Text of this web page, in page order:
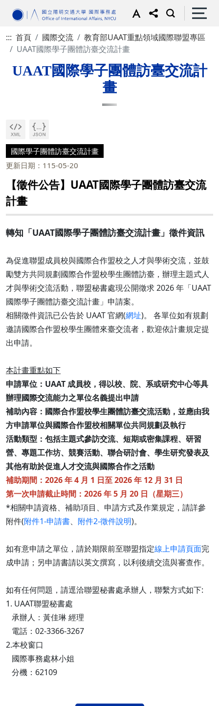
::: 首頁 國際交流
教育部UAAT重點領域國際聯盟專區
UAAT國際學子團體訪臺交流計畫
UAAT國際學子團體訪臺交流計
畫
國際學子團體訪臺交流計畫
更新日期：115-05-20
【徵件公告】UAAT國際學子團體訪臺交流
計畫
轉知「UAAT國際學子團體訪臺交流計畫」徵件資訊
為促進聯盟成員校與國際合作盟校之人才與學術交流，並鼓
勵雙方共同規劃國際合作盟校學生團體訪臺，辦理主題式人
才與學術交流活動，聯盟秘書處現公開徵求 2026 年「UAAT
國際學子團體訪臺交流計畫」申請案。
相關徵件資訊已公告於 UAAT 官網(網址)。 各單位如有規劃
邀請國際合作盟校學生團體來臺交流者，歡迎依計畫規定提
出申請。
本計畫重點如下
申請單位：UAAT 成員校，得以校、院、系或研究中心等具
辦理國際交流能力之單位名義提出申請
補助內容：國際合作盟校學生團體訪臺交流活動，並應由我
方申請單位與國際合作盟校相關單位共同規劃及執行
活動類型：包括主題式參訪交流、短期或密集課程、研習
營、專題工作坊、競賽活動、聯合研討會、學生研究發表及
其他有助於促進人才交流與國際合作之活動
補助期間：2026 年 4 月 1 日至 2026 年 12 月 31 日
第一次申請截止時間：2026 年 5 月 20 日（星期三）
*相關申請資格、補助項目、申請方式及作業規定，請詳參
附件(附件1-申請書、 附件2-徵件說明)。
如有意申請之單位，請於期限前至聯盟指定線上申請頁面完
成申請；另申請書請以英文撰寫，以利後續交流與審查作。
如有任何問題，請逕洽聯盟秘書處承辦人，聯繫方式如下:
1. UAAT聯盟秘書處
承辦人：黃佳琳 經理
電話：02-3366-3267
2.本校窗口
國際事務處林小姐
分機：62109